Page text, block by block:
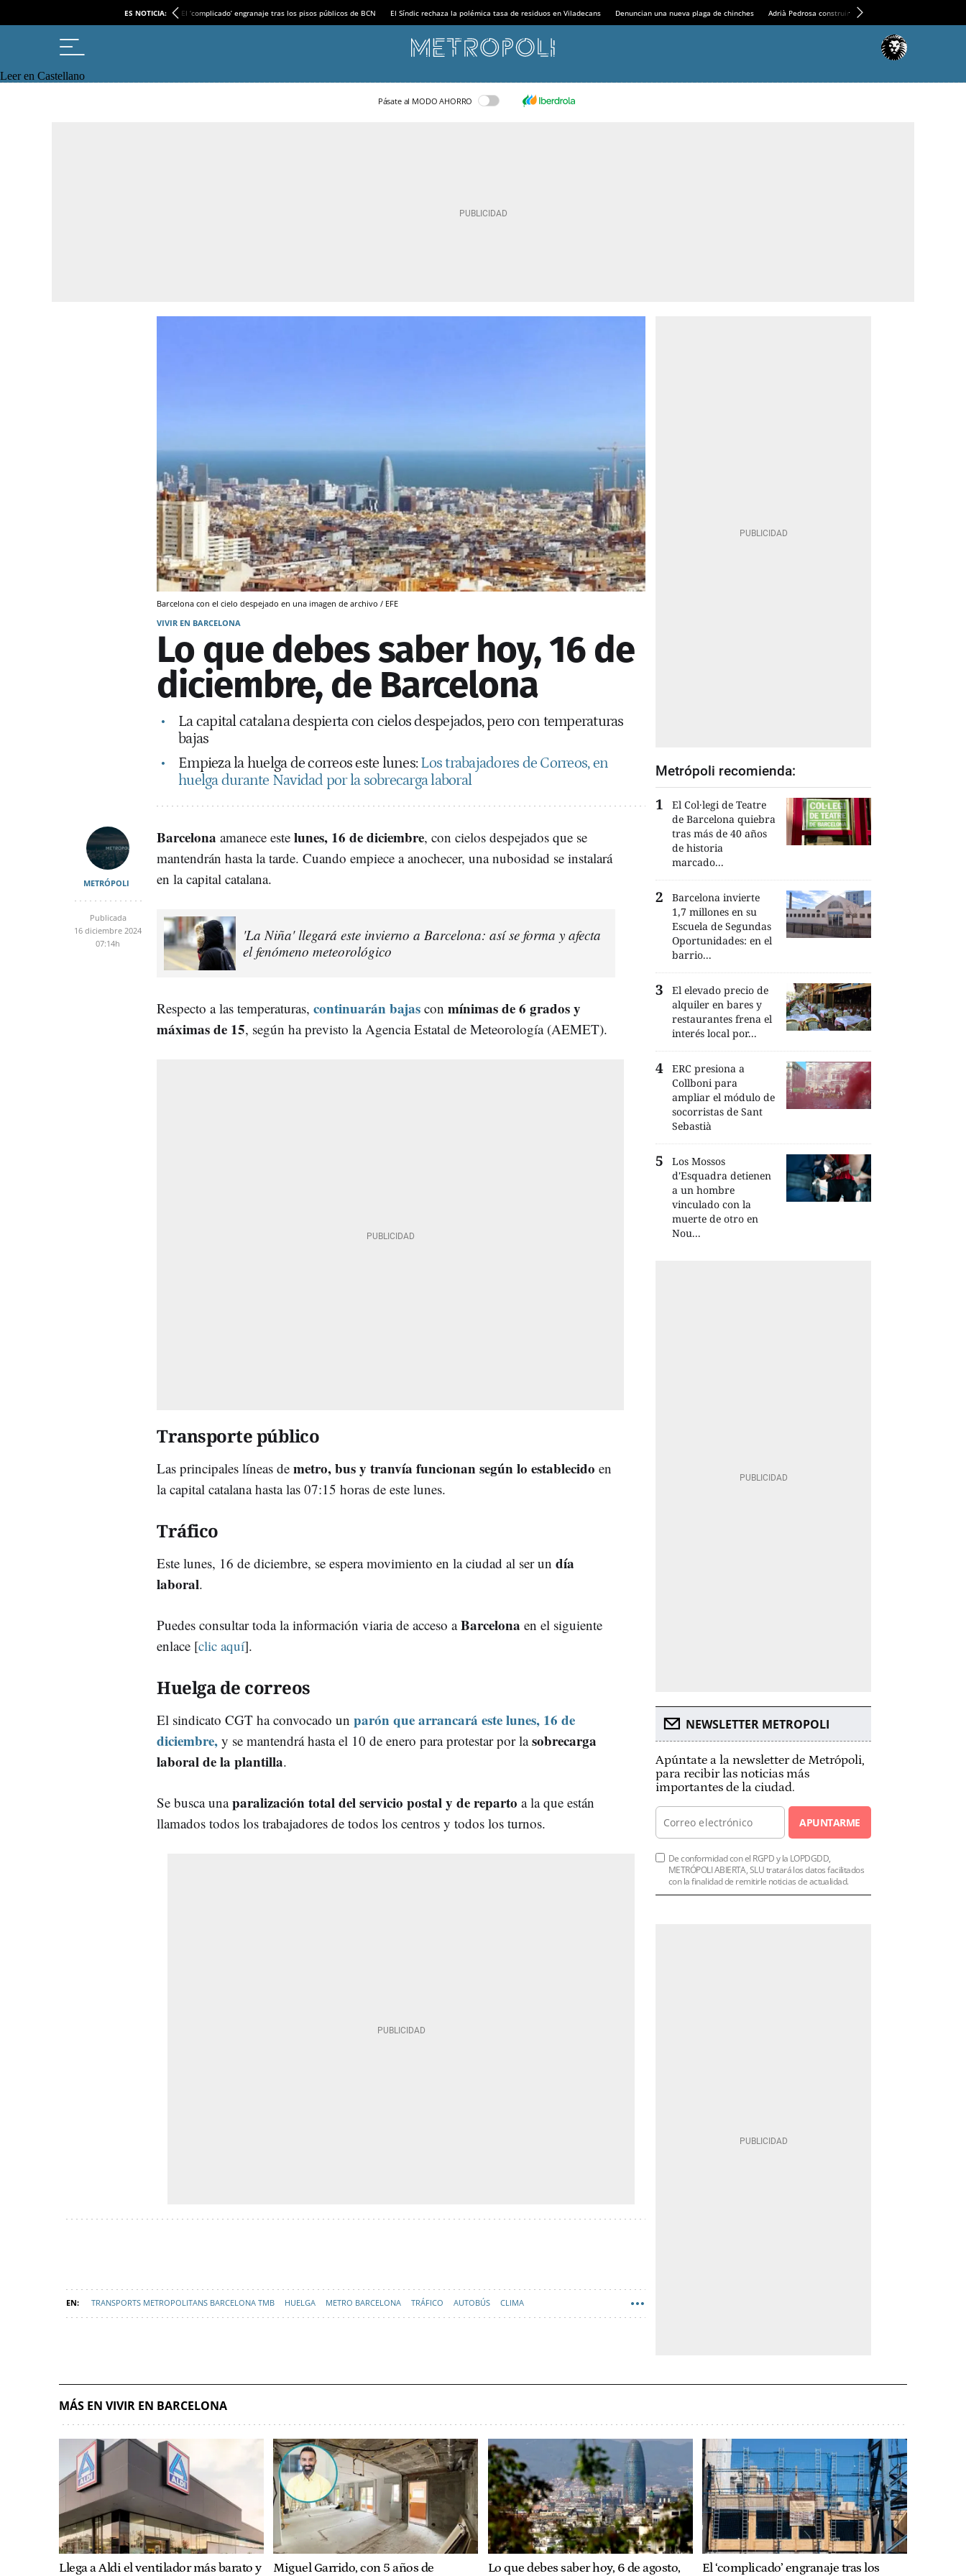
ES NOTICIA: El ‘complicado’ engranaje tras los pisos públicos de BCN El Síndic rechaza la polémica tasa de residuos en Viladecans Denuncian una nueva plaga de chinches Adrià Pedrosa construirá la nueva residencia en el
Leer en Castellano
Pásate al MODO AHORRO
Barcelona con el cielo despejado en una imagen de archivo / EFE
VIVIR EN BARCELONA
Lo que debes saber hoy, 16 de
diciembre, de Barcelona
La capital catalana despierta con cielos despejados, pero con temperaturas
bajas
Empieza la huelga de correos este lunes:Los trabajadores de Correos, en
huelga durante Navidad por la sobrecarga laboral
METRÓPOLI
Publicada
16 diciembre 2024
07:14h
Barcelona amanece este lunes, 16 de diciembre, con cielos despejados que se
mantendrán hasta la tarde. Cuando empiece a anochecer, una nubosidad se instalará
en la capital catalana.
'La Niña' llegará este invierno a Barcelona: así se forma y afecta
el fenómeno meteorológico
Respecto a las temperaturas, continuarán bajas con mínimas de 6 grados y
máximas de 15, según ha previsto la Agencia Estatal de Meteorología (AEMET).
Transporte público
Las principales líneas de metro, bus y tranvía funcionan según lo establecido en
la capital catalana hasta las 07:15 horas de este lunes.
Tráfico
Este lunes, 16 de diciembre, se espera movimiento en la ciudad al ser un día
laboral.
Puedes consultar toda la información viaria de acceso aBarcelona en el siguiente
enlace [clic aquí].
Huelga de correos
El sindicato CGT ha convocado un parón que arrancará este lunes, 16 de
diciembre, y se mantendrá hasta el 10 de enero para protestar por lasobrecarga
laboral de la plantilla.
Se busca unaparalización total del servicio postal y de reparto a la que están
llamados todos los trabajadores de todos los centros y todos los turnos.
TRANSPORTS METROPOLITANS BARCELONA TMB HUELGA METRO BARCELONA TRÁFICO AUTOBÚS CLIMA
Metrópoli recomienda:
El Col·legi de Teatre
de Barcelona quiebra
tras más de 40 años
de historia
marcado...
Barcelona invierte
1,7 millones en su
Escuela de Segundas
Oportunidades: en el
barrio...
El elevado precio de
alquiler en bares y
restaurantes frena el
interés local por...
ERC presiona a
Collboni para
ampliar el módulo de
socorristas de Sant
Sebastià
Los Mossos
d'Esquadra detienen
a un hombre
vinculado con la
muerte de otro en
Nou...
NEWSLETTER METROPOLI
Apúntate a la newsletter de Metrópoli,
para recibir las noticias más
importantes de la ciudad.
APUNTARME
De conformidad con el RGPD y la LOPDGDD,
METRÓPOLI ABIERTA, SLU tratará los datos facilitados
con la finalidad de remitirle noticias de actualidad.
MÁS EN VIVIR EN BARCELONA
Llega a Aldi el ventilador más barato y
Miguel Garrido, con 5 años de
Lo que debes saber hoy, 6 de agosto,
El ‘complicado’ engranaje tras los